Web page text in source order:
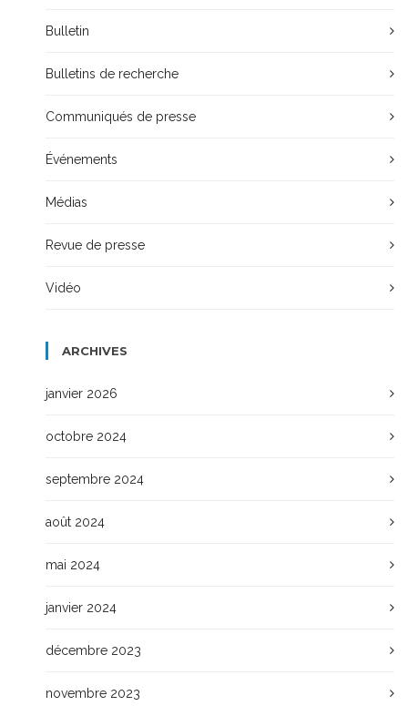
Bulletin
Bulletins de recherche
Communiqués de presse
Événements
Médias
Revue de presse
Vidéo
ARCHIVES
janvier 2026
octobre 2024
septembre 2024
août 2024
mai 2024
janvier 2024
décembre 2023
novembre 2023